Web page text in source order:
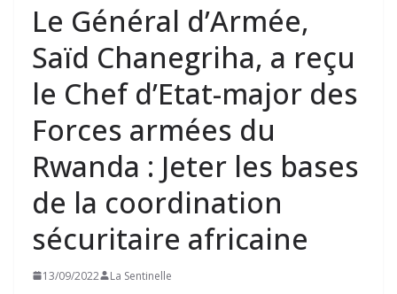
Le Général d’Armée,
Saïd Chanegriha, a reçu
le Chef d’Etat-major des
Forces armées du
Rwanda : Jeter les bases
de la coordination
sécuritaire africaine
13/09/2022 La Sentinelle